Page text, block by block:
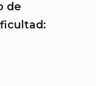
de